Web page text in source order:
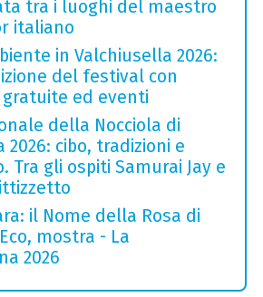
tra i luoghi del maestro
italiano
in Valchiusella 2026:
del festival con
gratuite ed eventi
della Nocciola di
2026: cibo, tradizioni e
Tra gli ospiti Samurai Jay e
il Nome della Rosa di
mostra - La
2026